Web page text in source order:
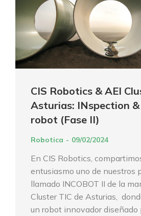
CIS Robotics & AEI
Asturias: INspection
robot (Fase II)
Robotica 09/02/2024
En CIS Robotics,
entusiasmo uno de nuestros
llamado INCOBOT II de la
Cluster TIC de Asturias,
un robot innovador diseñado